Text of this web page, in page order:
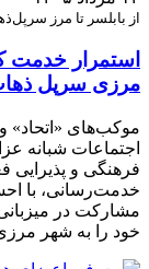
از بابلسر تا مرز
استمرار خدمت
مرزی سرپل
موکب‌های «اتحاد»
اجتماعات شبانه
فرهنگی و پذیرایی
خدمت‌رسانی، با
مشارکت در
خود را به شهر